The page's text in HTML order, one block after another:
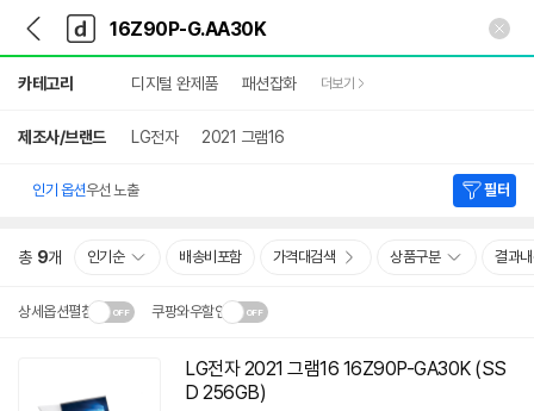
다
나
와
가
기
다
와
메
인
카테고리 디지털 완제품 패션잡화 더보기
제조사/브랜드 LG전자 2021 그램16
인기 옵션우선 노출 필터
총 9개 인기순 배송비포함 가격대검색 상품구분 결과
상세옵션펼침 쿠팡와우할인
배송·설치비가 달라집니다.닫
기
LG전자 2021 그램16 16Z90P-GA30K (SS
D 256GB)